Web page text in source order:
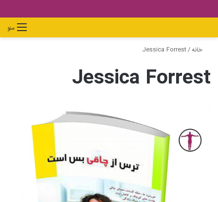
منوجستجو
برایپوسته
سبد
خانه/
Jessica Forrest
Jessica Forrest